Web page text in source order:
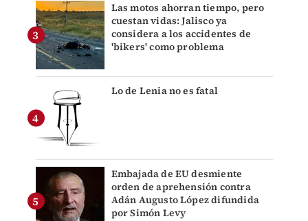
Las motos ahorran tiempo, pero
cuestan vidas: Jalisco ya
considera a los accidentes de
'bikers' como problema
Lo de Lenia no es fatal
Embajada de EU desmiente
orden de aprehensión contra
Adán Augusto López difundida
por Simón Levy